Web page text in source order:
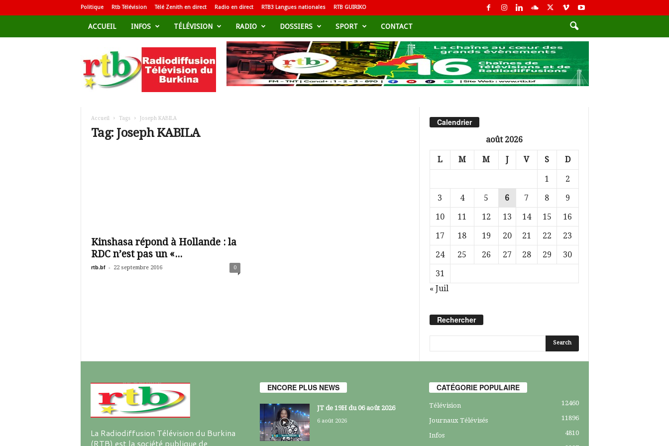
Politique Rtb Télévision Télé Zenith en direct Radio en direct RTB3 Langues nationales RTB GUIRIKO
ACCUEIL INFOS TÉLÉVISION RADIO DOSSIERS SPORT CONTACT
d
i
i
Accueil Tags Joseph KABILA
Tag: Joseph KABILA
Kinshasa répond à Hollande : la
RDC n’est pas un «...
rtb.bf - 22 septembre 2016 0
Calendrier
août 2026
L M M J V S D
1
2
3
4 5 6 7 8
9
10
11 12 13 14 15
16
17
18 19 20 21 22
23
24
25 26 27 28 29
30
31
« Juil
Rechercher
La Radiodiffusion Télévision du Burkina
(RTB) est la société publique de
ENCORE PLUS NEWS
JT de 19H du 06 août 2026
6 août 2026
CATÉGORIE POPULAIRE
Télévision 12460
Journaux Télévisés 11896
Infos
4810